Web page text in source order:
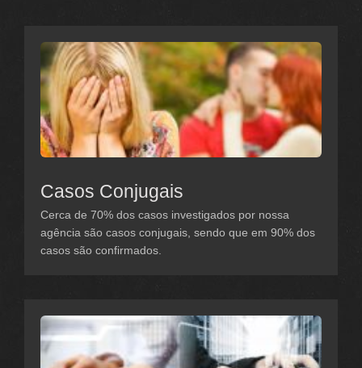
Casos Conjugais
Cerca de 70% dos casos investigados por nossa
agência são casos conjugais, sendo que em 90% dos
casos são confirmados.